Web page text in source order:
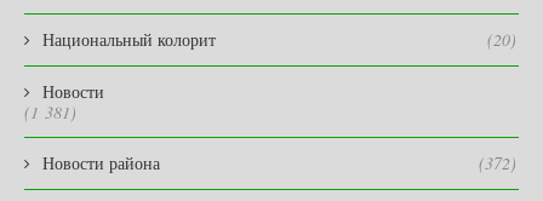
Национальный колорит (20)
Новости
(1 381)
Новости района (372)